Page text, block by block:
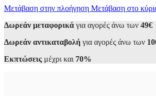
Μετάβαση στην πλοήγηση Μετάβαση στο
Δωρεάν μεταφορικά για αγορές άνω των 49€
Δωρεάν αντικαταβολή για αγορές άνω των
Εκπτώσεις μέχρι και 70%
Sneakers
Casual
Oxfords
Σκαρπίνια